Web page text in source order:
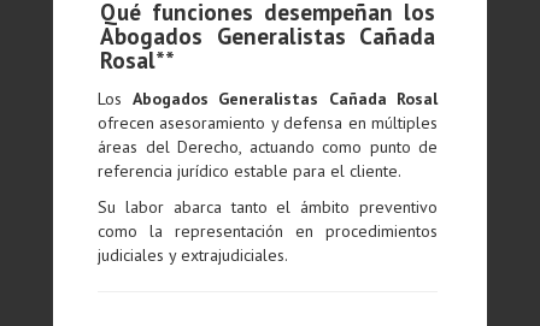
Qué funciones desempeñan los
Abogados Generalistas Cañada
Rosal**
Los Abogados Generalistas Cañada Rosal
ofrecen asesoramiento y defensa en múltiples
áreas del Derecho, actuando como punto de
referencia jurídico estable para el cliente.
Su labor abarca tanto el ámbito preventivo
como la representación en procedimientos
judiciales y extrajudiciales.